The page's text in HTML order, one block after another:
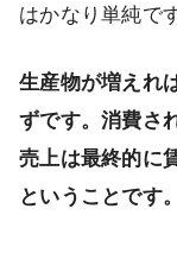
はかなり単純です
生産物が増えれ
ずです。消費さ
売上は最終的に
ということです。